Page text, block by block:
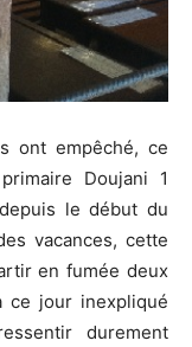
ont empêché, ce
Doujani 1
le début du
vacances, cette
en fumée deux
ce jour inexpliqué
durement